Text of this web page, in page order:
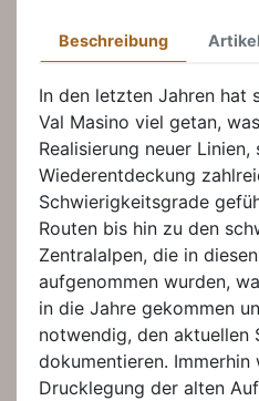
Beschreibung
In den letzten Jahren hat
Val Masino viel getan,
Realisierung neuer
Wiederentdeckung
Schwierigkeitsgrade
Routen bis hin zu den
Zentralalpen, die in
aufgenommen wurden,
in die Jahre gekommen
notwendig, den aktuellen
dokumentieren. Immerhin
Drucklegung der alten